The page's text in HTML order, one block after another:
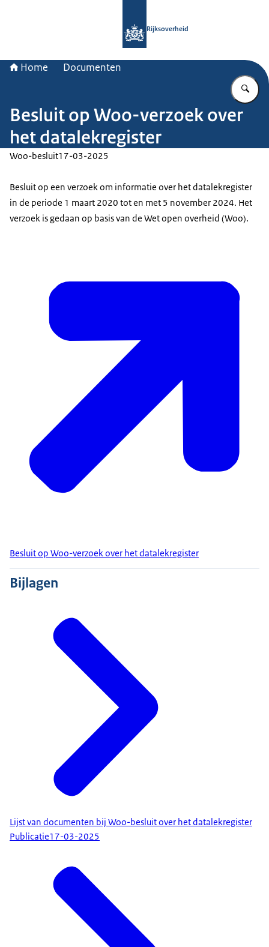
Rijksoverheid
Home Documenten
Besluit op Woo-verzoek over
het datalekregister
Woo-besluit17-03-2025
Besluit op een verzoek om informatie over het datalekregister
in de periode 1 maart 2020 tot en met 5 november 2024. Het
verzoek is gedaan op basis van de Wet open overheid (Woo).
Besluit op Woo-verzoek over het datalekregister
Bijlagen
Lijst van documenten bij Woo-besluit over het datalekregister
Publicatie17-03-2025